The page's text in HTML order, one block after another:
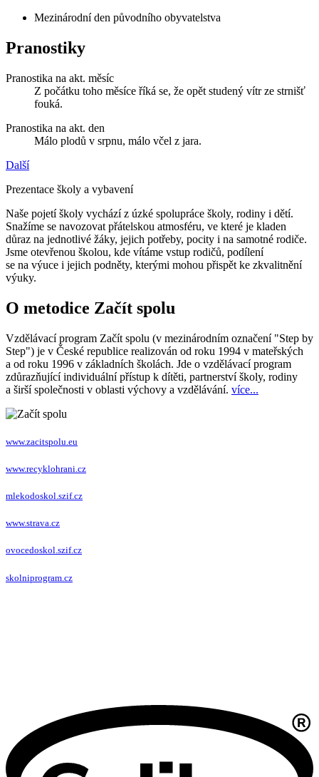
Mezinárodní den původního obyvatelstva
Pranostiky
Pranostika na akt. měsíc
Z počátku toho měsíce říká se, že opět studený vítr ze strnišť
fouká.
Pranostika na akt. den
Málo plodů v srpnu, málo včel z jara.
Další
Prezentace školy a vybavení
Naše pojetí školy vychází z úzké spolupráce školy, rodiny i dětí.
Snažíme se navozovat přátelskou atmosféru, ve které je kladen
důraz na jednotlivé žáky, jejich potřeby, pocity i na samotné rodiče.
Jsme otevřenou školou, kde vítáme vstup rodičů, podílení
se na výuce i jejich podněty, kterými mohou přispět ke zkvalitnění
výuky.
O metodice Začít spolu
Vzdělávací program Začít spolu (v mezinárodním označení "Step by
Step") je v České republice realizován od roku 1994 v mateřských
a od roku 1996 v základních školách. Jde o vzdělávací program
zdůrazňující individuální přístup k dítěti, partnerství školy, rodiny
a širší společnosti v oblasti výchovy a vzdělávání. více...
www.zacitspolu.eu
www.recyklohrani.cz
mlekodoskol.szif.cz
www.strava.cz
ovocedoskol.szif.cz
skolniprogram.cz